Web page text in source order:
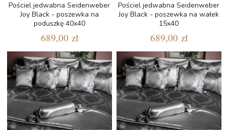
Pościel jedwabna Seidenweber
Joy Black - poszewka na
poduszkę 40x40
689,00 zł
Pościel jedwabna Seidenweber
Joy Black - poszewka na wałek
15x40
689,00 zł